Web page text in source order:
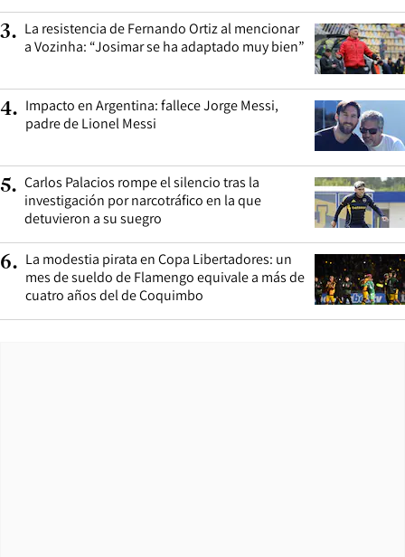
3. La resistencia de Fernando Ortiz al mencionar
a Vozinha: “Josimar se ha adaptado muy bien”
4. Impacto en Argentina: fallece Jorge Messi,
padre de Lionel Messi
5. Carlos Palacios rompe el silencio tras la
investigación por narcotráfico en la que
detuvieron a su suegro
6. La modestia pirata en Copa Libertadores: un
mes de sueldo de Flamengo equivale a más de
cuatro años del de Coquimbo